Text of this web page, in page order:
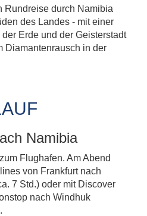
Rundreise durch Namibia
des Landes - mit einer
Erde und der Geisterstadt
Diamantenrausch in der
Namibia
Flughafen. Am Abend
von Frankfurt nach
7 Std.) oder mit Discover
nach Windhuk